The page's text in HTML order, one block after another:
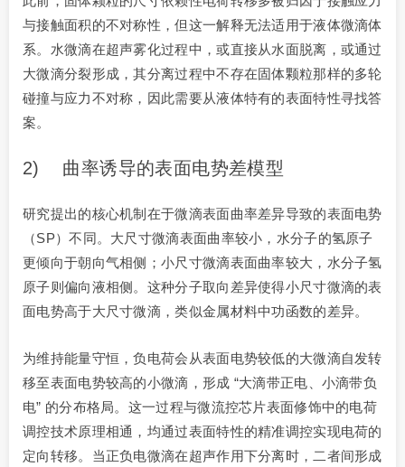
与接触面积的不对称性，但这一解释无法适用于液体微滴体
系。水微滴在超声雾化过程中，或直接从水面脱离，或通过
大微滴分裂形成，其分离过程中不存在固体颗粒那样的多轮
碰撞与应力不对称，因此需要从液体特有的表面特性寻找答
案。
2) 曲率诱导的表面电势差模型
研究提出的核心机制在于微滴表面曲率差异导致的表面电势
（SP）不同。大尺寸微滴表面曲率较小，水分子的氢原子
更倾向于朝向气相侧；小尺寸微滴表面曲率较大，水分子氢
原子则偏向液相侧。这种分子取向差异使得小尺寸微滴的表
面电势高于大尺寸微滴，类似金属材料中功函数的差异。
为维持能量守恒，负电荷会从表面电势较低的大微滴自发转
移至表面电势较高的小微滴，形成 “大滴带正电、小滴带负
电” 的分布格局。这一过程与微流控芯片表面修饰中的电荷
调控技术原理相通，均通过表面特性的精准调控实现电荷的
定向转移。当正负电微滴在超声作用下分离时，二者间形成